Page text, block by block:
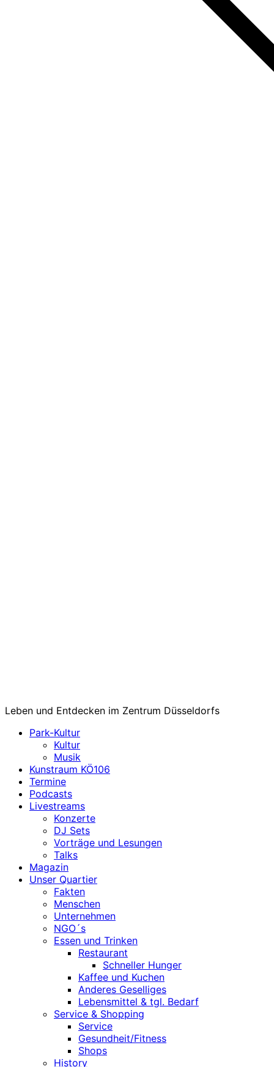
Leben und Entdecken im Zentrum Düsseldorfs
Park-Kultur
Kultur
Musik
Kunstraum KÖ106
Termine
Podcasts
Livestreams
Konzerte
DJ Sets
Vorträge und Lesungen
Talks
Magazin
Unser Quartier
Fakten
Menschen
Unternehmen
NGO´s
Essen und Trinken
Restaurant
Schneller Hunger
Kaffee und Kuchen
Anderes Geselliges
Lebensmittel & tgl. Bedarf
Service & Shopping
Service
Gesundheit/Fitness
Shops
History